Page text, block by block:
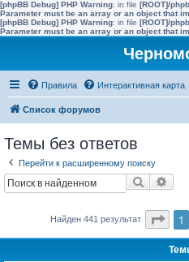
[phpBB Debug] PHP Warning: in file [ROOT]/
Parameter must be an array or an object that
[phpBB Debug] PHP Warning: in file [ROOT]/
Parameter must be an array or an object that
Правила Интерактивная карта
Список форумов
Темы без ответов
Перейти к расширенному поиску
Поиск
Найден 441 результат 1